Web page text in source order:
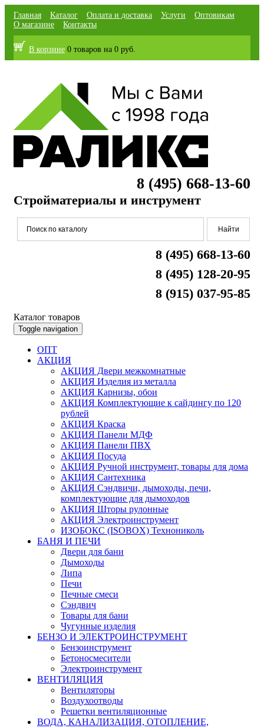
Главная Каталог Оплата и доставка Услуги
Оптовикам
О магазине
Контакты
В корзине 0 товаров на 0 руб.
8 (495) 668-13-60
Стройматериалы и инструмент
8 (495) 668-13-60
8 (495) 128-20-95
8 (915) 037-95-85
Каталог товаров
Toggle navigation
ОПТ
АКЦИЯ
АКЦИЯ Двери межкомнатные
АКЦИЯ Изделия из металла
АКЦИЯ Карнизы, обои
АКЦИЯ Комплектующие к сайдингу по 120
рублей
АКЦИЯ Краска
АКЦИЯ Панели МДФ
АКЦИЯ Панели ПВХ
АКЦИЯ Посуда
АКЦИЯ Ручной инструмент, товары для дома
АКЦИЯ Сантехника
АКЦИЯ Сэндвичи, дымоходы, печи,
комплектующие для дымоходов
АКЦИЯ Шторы рулонные
АКЦИЯ Электроинструмент
ИЗОБОКС (ISOBOX) Технониколь
БАНЯ И ПЕЧИ
Двери для бани
Дымоходы
Липа
Печи
Печные смеси
Сэндвич
Товары для бани
Чугунные изделия
БЕНЗО И ЭЛЕКТРОИНСТРУМЕНТ
Бензоинструмент
Бетоносмесители
Электроинструмент
ВЕНТИЛЯЦИЯ
Вентиляторы
Воздухоотводы
Решетки вентиляционные
ВОДА, КАНАЛИЗАЦИЯ, ОТОПЛЕНИЕ,